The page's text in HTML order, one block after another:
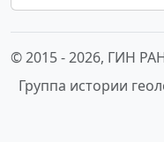
© 2015 -2026, ГИН
Группа истории